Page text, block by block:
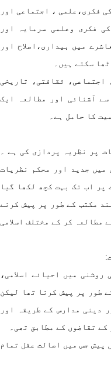
فکری،علمی ، اجتماعی اور
فکری وعلمی سرمایہ اور
میں بیداری،اصلاح اور
سکتے ہیں۔
ثقافتی، تاریخی
آشنائی اور مطالعہ ایک
کا حامل ہے۔
پر نظریہ پردازی کی ہے ۔
جدید اور محکم نظریات
اب تک بہت کچھ لکھا گیا
مکتب کے طور پر پیش کرنے
کر کے مختلف اسلامی
میں احیائے اسلامی،
طور پر پیش کرنا تھا لیکن
مدارس کے طریقہ اور
تقاضوں کے مطابق تھی۔
جس میں اصالت عقل تمام